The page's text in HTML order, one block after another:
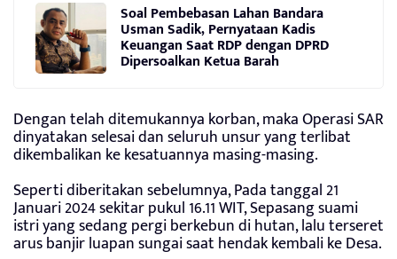
Soal Pembebasan Lahan Bandara
Usman Sadik, Pernyataan Kadis
Keuangan Saat RDP dengan DPRD
Dipersoalkan Ketua Barah
Dengan telah ditemukannya korban, maka Operasi SAR
dinyatakan selesai dan seluruh unsur yang terlibat
dikembalikan ke kesatuannya masing-masing.
Seperti diberitakan sebelumnya, Pada tanggal 21
Januari 2024 sekitar pukul 16.11 WIT, Sepasang suami
istri yang sedang pergi berkebun di hutan, lalu terseret
arus banjir luapan sungai saat hendak kembali ke Desa.